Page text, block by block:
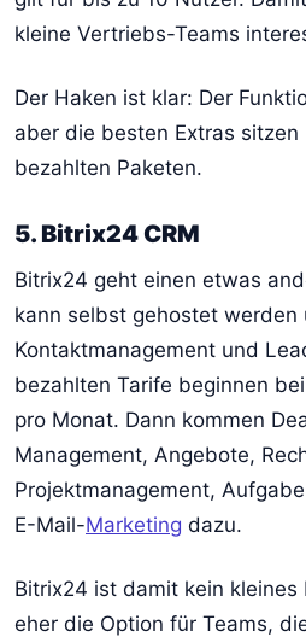
kleine Vertriebs-Teams
Der Haken ist klar: Der
aber die besten Extras sitzen
bezahlten Paketen.
5. Bitrix24 CRM
Bitrix24 geht einen etwas
kann selbst gehostet
Kontaktmanagement und
bezahlten Tarife beginnen
pro Monat. Dann kommen
Management, Angebote,
Projektmanagement,
E-Mail-Marketing dazu.
Bitrix24 ist damit kein kleines
eher die Option für Teams,